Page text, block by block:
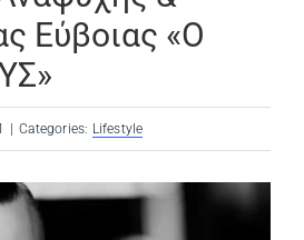
Εύβοιας «Ο
Categories: Lifestyle